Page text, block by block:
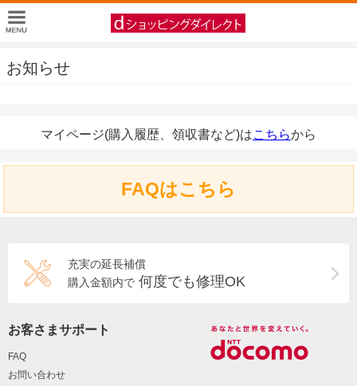
お知らせ
マイページ(購入履歴、領収書など)はこちらから
FAQはこちら
充実の延長補償
購入金額内で 何度でも修理OK
お客さまサポート
FAQ
お問い合わせ